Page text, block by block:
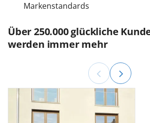
Markenstandards
Über 250.000 glückliche
werden immer mehr